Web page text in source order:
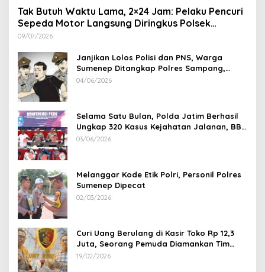
Tak Butuh Waktu Lama, 2×24 Jam: Pelaku Pencuri
Sepeda Motor Langsung Diringkus Polsek
Lenteng di Wilayah Manding
09/07/2026
Janjikan Lolos Polisi dan PNS, Warga
Sumenep Ditangkap Polres Sampang,
Korban Rugi Rp 600 juta
04/06/2026
Selama Satu Bulan, Polda Jatim Berhasil
Ungkap 320 Kasus Kejahatan Jalanan, BB
100 Sepeda Motor dan 12 Mobil Diamankan
03/06/2026
Melanggar Kode Etik Polri, Personil Polres
Sumenep Dipecat
02/03/2026
Curi Uang Berulang di Kasir Toko Rp 12,3
Juta, Seorang Pemuda Diamankan Tim
Reskrim Polsek Lenteng Sumenep
19/02/2026